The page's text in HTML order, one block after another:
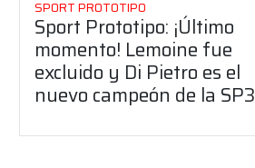
SPORT PROTOTIPO
Sport Prototipo: ¡Último
momento! Lemoine fue
excluido y Di Pietro es el
nuevo campeón de la SP3